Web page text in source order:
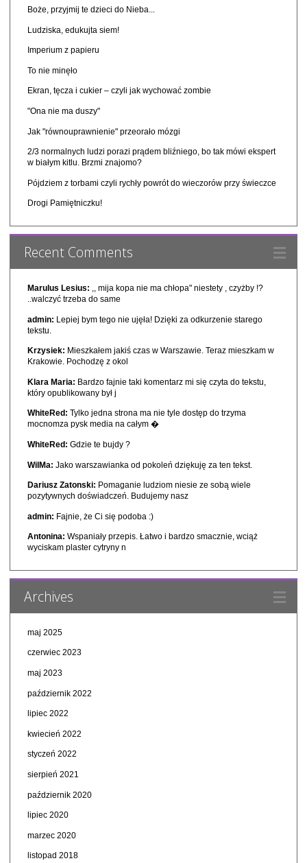
Boże, przyjmij te dzieci do Nieba...
Ludziska, edukujta siem!
Imperium z papieru
To nie minęło
Ekran, tęcza i cukier – czyli jak wychować zombie
"Ona nie ma duszy"
Jak "równouprawnienie" przeorało mózgi
2/3 normalnych ludzi porazi prądem bliźniego, bo tak mówi ekspert
w białym kitlu. Brzmi znajomo?
Pójdziem z torbami czyli rychły powrót do wieczorów przy świeczce
Drogi Pamiętniczku!
Recent Comments
Marulus Lesius: ,, mija kopa nie ma chłopa" niestety , czyżby !?
..walczyć trzeba do same
admin: Lepiej bym tego nie ujęła! Dzięki za odkurzenie starego
tekstu.
Krzysiek: Mieszkałem jakiś czas w Warszawie. Teraz mieszkam w
Krakowie. Pochodzę z okol
Klara Maria: Bardzo fajnie taki komentarz mi się czyta do tekstu,
który opublikowany był j
WhiteRed: Tylko jedna strona ma nie tyle dostęp do trzyma
mocnomza pysk media na całym �
WhiteRed: Gdzie te bujdy ?
WilMa: Jako warszawianka od pokoleń dziękuję za ten tekst.
Dariusz Zatonski: Pomaganie ludziom niesie ze sobą wiele
pozytywnych doświadczeń. Budujemy nasz
admin: Fajnie, że Ci się podoba :)
Antonina: Wspaniały przepis. Łatwo i bardzo smacznie, wciąż
wyciskam plaster cytryny n
Archives
maj 2025
czerwiec 2023
maj 2023
październik 2022
lipiec 2022
kwiecień 2022
styczeń 2022
sierpień 2021
październik 2020
lipiec 2020
marzec 2020
listopad 2018